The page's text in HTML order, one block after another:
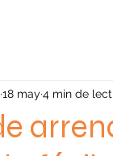
18 may 4 min de